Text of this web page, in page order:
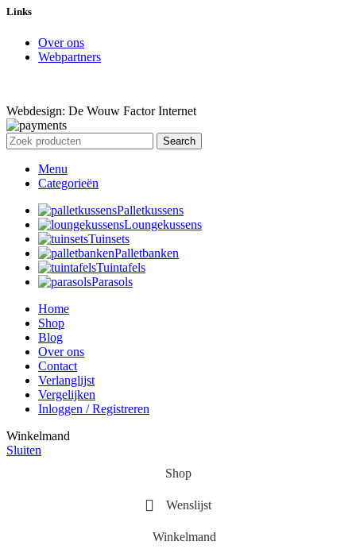
Links
Over ons
Webpartners
Webdesign: De Wouw Factor Internet
Search
Menu
Categorieën
Palletkussens
Loungekussens
Tuinsets
Palletbanken
Tuintafels
Parasols
Home
Shop
Blog
Over ons
Contact
Verlanglijst
Vergelijken
Inloggen / Registreren
Winkelmand
Sluiten
Shop
Wenslijst
Winkelmand